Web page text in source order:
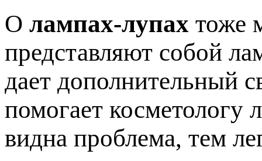
О лампах-лупах тоже
представляют собой
дает дополнительный
помогает косметологу
видна проблема, тем